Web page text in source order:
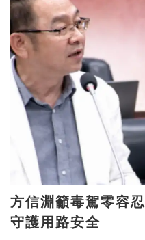
方信淵籲毒駕零容忍 促高市強化防制機制
守護用路安全